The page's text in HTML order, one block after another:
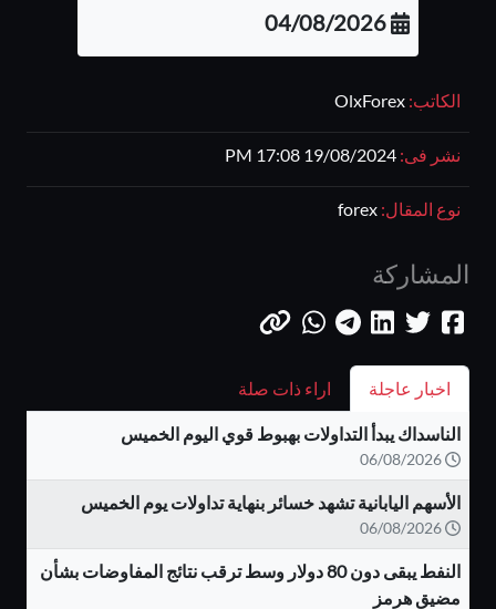
الكاتب: OlxForex
نشر فى: 19/08/2024 17:08 PM
نوع المقال: forex
المشاركة
اخبار عاجلة اراء ذات صلة
الناسداك يبدأ التداولات بهبوط قوي اليوم الخميس
الأسهم اليابانية تشهد خسائر بنهاية تداولات يوم الخميس
النفط يبقى دون 80 دولار وسط ترقب نتائج المفاوضات بشأن
مضيق هرمز
04/08/2026